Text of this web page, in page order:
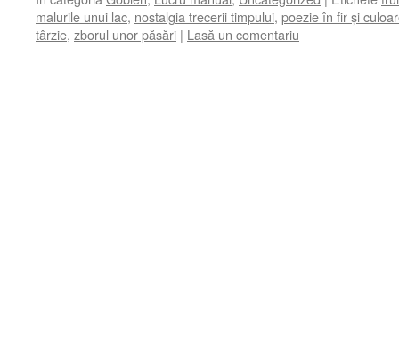
malurile unui lac, nostalgia trecerii timpului, poezie în fir și
târzie, zborul unor păsări | Lasă un comentariu